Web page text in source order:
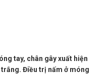
tay, chân gây xuất hiện
Điều trị nấm ở móng